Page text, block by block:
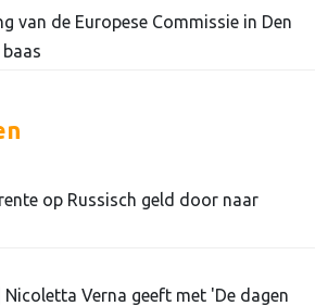
van de Europese Commissie in Den
op Russisch geld door naar
Nicoletta Verna geeft met 'De dagen